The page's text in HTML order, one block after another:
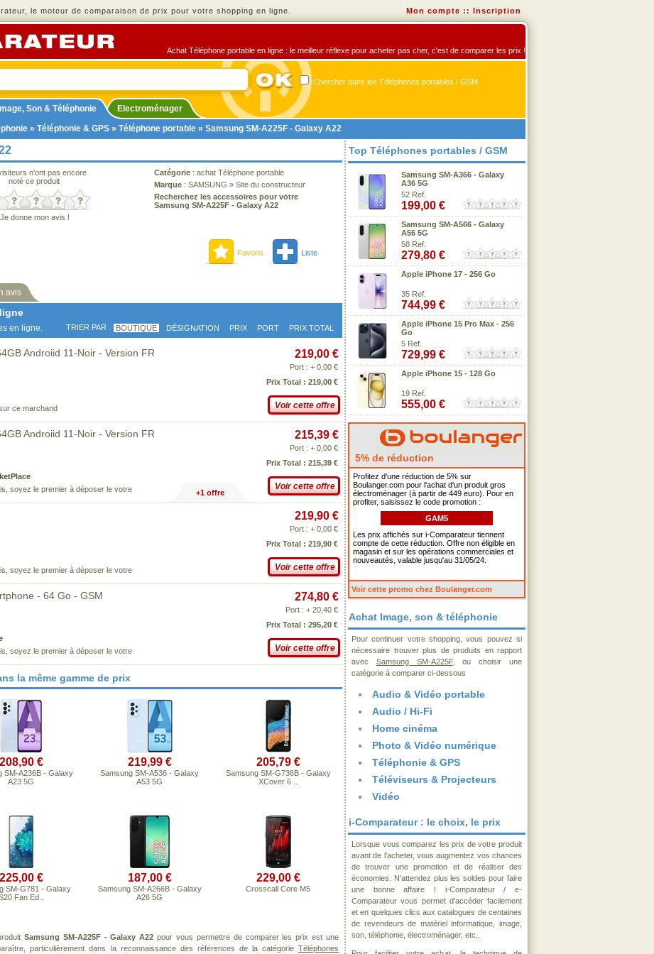
le moteur de comparaison de prix pour votre shopping en ligne. Mon compte :: Inscription
Achat Téléphone portable en ligne : le meilleur réflexe pour acheter pas cher, c'est de comparer les prix !
Chercher dans les Téléphones portables / GSM
Image, Son & Téléphonie
Electroménager
» Téléphonie & GPS » Téléphone portable » Samsung SM-A225F - Galaxy A22
n'ont pas encore
noté ce produit
Je donne mon avis !
Catégorie : achat Téléphone portable
Marque : SAMSUNG » Site du constructeur
Recherchez les accessoires pour votre
Samsung SM-A225F - Galaxy A22
Favoris Liste
avis
en ligne. TRIER PAR : BOUTIQUE DÉSIGNATION PRIX PORT PRIX TOTAL
Androiid 11-Noir - Version FR
ce marchand
219,00 €
Port : + 0,00 €
Prix Total : 219,00 €
Voir cette offre
Androiid 11-Noir - Version FR
soyez le premier à déposer le votre
215,39 €
Port : + 0,00 €
Prix Total : 215,39 €
Voir cette offre
+1 offre
soyez le premier à déposer le votre
219,90 €
Port : + 0,00 €
Prix Total : 219,90 €
Voir cette offre
- 64 Go - GSM
soyez le premier à déposer le votre
274,80 €
Port : + 20,40 €
Prix Total : 295,20 €
Voir cette offre
la même gamme de prix
208,90 €
SM-A236B - Galaxy
A23 5G
219,99 €
Samsung SM-A536 - Galaxy
A53 5G
205,79 €
Samsung SM-G736B - Galaxy
XCover 6 ..
225,00 €
SM-G781 - Galaxy
Fan Ed..
187,00 €
Samsung SM-A266B - Galaxy
A26 5G
229,00 €
Crosscall Core M5
Samsung SM-A225F - Galaxy A22 pour vous permettre de comparer les prix est une
particulièrement dans la reconnaissance des références de la catégorie Téléphones
Top Téléphones portables / GSM
Samsung SM-A366 - Galaxy
A36 5G
52 Ref.
199,00 €
Samsung SM-A566 - Galaxy
A56 5G
58 Ref.
279,80 €
Apple iPhone 17 - 256 Go
35 Ref.
744,99 €
Apple iPhone 15 Pro Max - 256
Go
5 Ref.
729,99 €
Apple iPhone 15 - 128 Go
19 Ref.
555,00 €
5% de réduction
Profitez d'une réduction de 5% sur
Boulanger.com pour l'achat d'un produit gros
électroménager (à partir de 449 euro). Pour en
profiter, saisissez le code promotion :
GAM5
Les prix affichés sur i-Comparateur tiennent
compte de cette réduction. Offre non éligible en
magasin et sur les opérations commerciales et
nouveautés, valable jusqu'au 31/05/24.
Voir cette promo chez Boulanger.com
Achat Image, son & téléphonie
Pour continuer votre shopping, vous pouvez si
nécessaire trouver plus de produits en rapport
avec Samsung SM-A225F, ou choisir une
catégorie à comparer ci-dessous
Audio & Vidéo portable
Audio / Hi-Fi
Home cinéma
Photo & Vidéo numérique
Téléphonie & GPS
Téléviseurs & Projecteurs
Vidéo
i-Comparateur : le choix, le prix
Lorsque vous comparez les prix de votre produit
avant de l'acheter, vous augmentez vos chances
de trouver une promotion et de réaliser des
économies. N'attendez plus les soldes pour faire
une bonne affaire ! i-Comparateur / e-
Comparateur vous permet d'accéder facilement
et en quelques clics aux catalogues de centaines
de revendeurs de matériel informatique, image,
son, téléphonie, électroménager, etc..